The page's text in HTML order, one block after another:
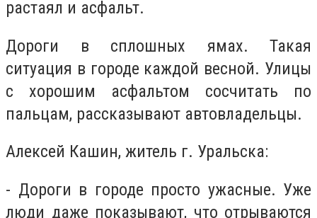
растаял и асфальт.
Дороги в сплошных ямах. Такая
ситуация в городе каждой весной. Улицы
с хорошим асфальтом сосчитать по
пальцам, рассказывают автовладельцы.
Алексей Кашин, житель г. Уральска:
- Дороги в городе просто ужасные. Уже
люди даже показывают, что отрываются